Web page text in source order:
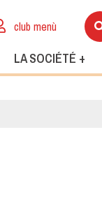
club menù
LA SOCIÉTÉ +